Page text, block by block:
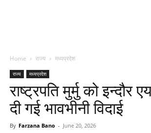
Home राज्य मध्यप्रदेश
राज्य मध्यप्रदेश
राष्ट्रपति मुर्मु को इन्दौर
दी गई भावभीनी विदाई
By Farzana Bano - June 20, 2026